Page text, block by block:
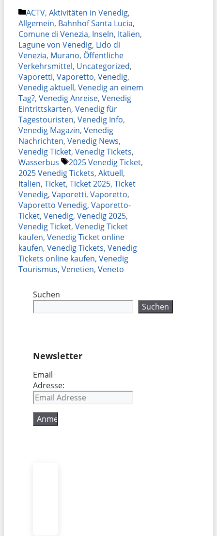
Kategorien
ACTV, Aktivitäten in Venedig,
Allgemein, Bahnhof Santa Lucia,
Comune di Venezia, Inseln, Italien,
Lagune von Venedig, Lido di
Venezia, Murano, Öffentliche
Verkehrsmittel, Uncategorized,
Vaporetti, Vaporetto, Venedig,
Venedig aktuell, Venedig an einem
Tag?, Venedig Anreise, Venedig
Eintrittskarten, Venedig für
Tagestouristen, Venedig Info,
Venedig Magazin, Venedig
Nachrichten, Venedig News,
Venedig Ticket, Venedig Tickets,
Wasserbus
Schlagwörter
2025 Venedig Ticket,
2025 Venedig Tickets, Aktuell,
Italien, Ticket, Ticket 2025, Ticket
Venedig, Vaporetti, Vaporetto,
Vaporetto Venedig, Vaporetto-
Ticket, Venedig, Venedig 2025,
Venedig Ticket, Venedig Ticket
kaufen, Venedig Ticket online
kaufen, Venedig Tickets, Venedig
Tickets online kaufen, Venedig
Tourismus, Venetien, Veneto
Suchen
Suchen
Newsletter
Email
Adresse: